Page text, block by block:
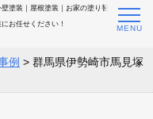
塗装｜屋根塗装｜お家の塗り替
お任せください！
例 > 群馬県伊勢崎市馬見塚